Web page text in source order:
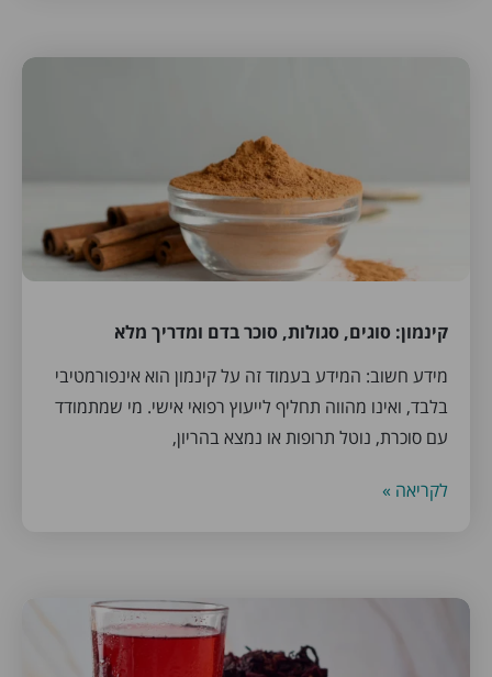
קינמון: סוגים, סגולות, סוכר בדם ומדריך מלא
מידע חשוב: המידע בעמוד זה על קינמון הוא אינפורמטיבי
בלבד, ואינו מהווה תחליף לייעוץ רפואי אישי. מי שמתמודד
עם סוכרת, נוטל תרופות או נמצא בהריון,
לקריאה »